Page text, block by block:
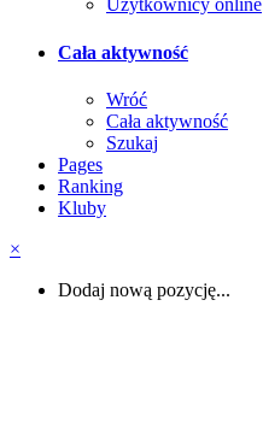
Użytkownicy online
Cała aktywność
Wróć
Cała aktywność
Szukaj
Pages
Ranking
Kluby
×
Dodaj nową pozycję...